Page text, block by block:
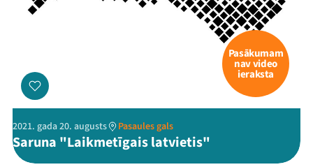
Pasākumam
nav video
ieraksta
2021. gada 20. augusts Pasaules gals
Saruna "Laikmetīgais latvietis"